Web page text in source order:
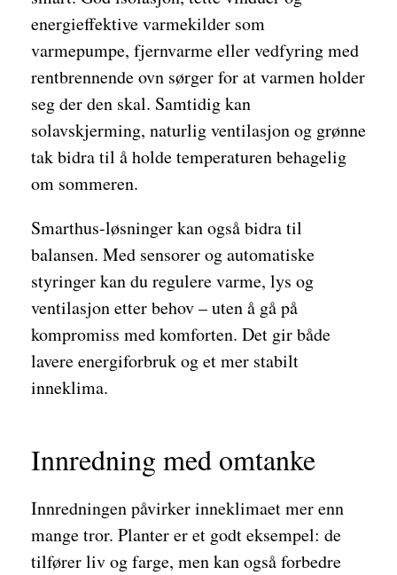
energieffektive varmekilder som
varmepumpe, fjernvarme eller vedfyring med
rentbrennende ovn sørger for at varmen holder
seg der den skal. Samtidig kan
solavskjerming, naturlig ventilasjon og grønne
tak bidra til å holde temperaturen behagelig
om sommeren.
Smarthus-løsninger kan også bidra til
balansen. Med sensorer og automatiske
styringer kan du regulere varme, lys og
ventilasjon etter behov – uten å gå på
kompromiss med komforten. Det gir både
lavere energiforbruk og et mer stabilt
inneklima.
Innredning med omtanke
Innredningen påvirker inneklimaet mer enn
mange tror. Planter er et godt eksempel: de
tilfører liv og farge, men kan også forbedre